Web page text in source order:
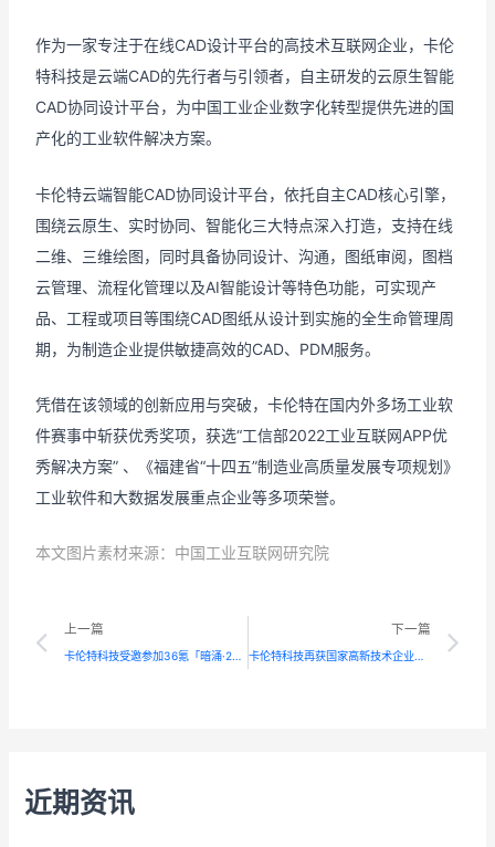
作为一家专注于在线CAD设计平台的高技术互联网企业，卡伦
特科技是云端CAD的先行者与引领者，自主研发的云原生智能
CAD协同设计平台，为中国工业企业数字化转型提供先进的国
产化的工业软件解决方案。
卡伦特云端智能CAD协同设计平台，依托自主CAD核心引擎，
围绕云原生、实时协同、智能化三大特点深入打造，支持在线
二维、三维绘图，同时具备协同设计、沟通，图纸审阅，图档
云管理、流程化管理以及AI智能设计等特色功能，可实现产
品、工程或项目等围绕CAD图纸从设计到实施的全生命管理周
期，为制造企业提供敏捷高效的CAD、PDM服务。
凭借在该领域的创新应用与突破，卡伦特在国内外多场工业软
件赛事中斩获优秀奖项，获选“工信部2022工业互联网APP优
秀解决方案” 、《福建省“十四五”制造业高质量发展专项规划》
工业软件和大数据发展重点企业等多项荣誉。
本文图片素材来源：中国工业互联网研究院
Prev
上一篇
卡伦特科技受邀参加36氪「暗涌·2023产业未来大会」
下一篇
卡伦特科技再获国家高新技术企业认定
近期资讯